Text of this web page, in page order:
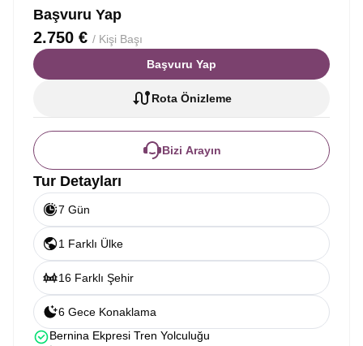
Başvuru Yap
2.750 € / Kişi Başı
Başvuru Yap
Rota Önizleme
Bizi Arayın
Tur Detayları
7 Gün
1 Farklı Ülke
16 Farklı Şehir
6 Gece Konaklama
Bernina Ekpresi Tren Yolculuğu